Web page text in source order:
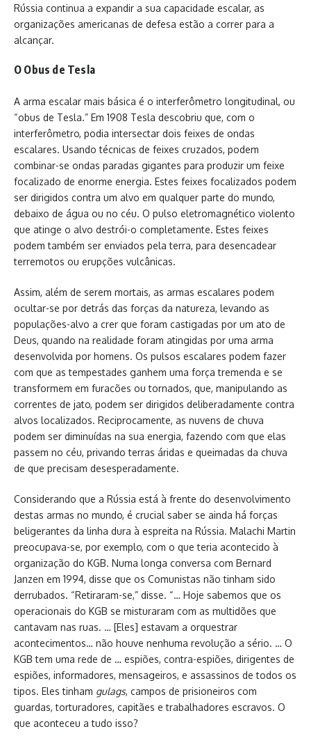
Rússia continua a expandir a sua capacidade escalar, as
organizações americanas de defesa estão a correr para a
alcançar.
O Obus de Tesla
A arma escalar mais básica é o interferômetro longitudinal, ou
“obus de Tesla.” Em 1908 Tesla descobriu que, com o
interferômetro, podia intersectar dois feixes de ondas
escalares. Usando técnicas de feixes cruzados, podem
combinar-se ondas paradas gigantes para produzir um feixe
focalizado de enorme energia. Estes feixes focalizados podem
ser dirigidos contra um alvo em qualquer parte do mundo,
debaixo de água ou no céu. O pulso eletromagnético violento
que atinge o alvo destrói-o completamente. Estes feixes
podem também ser enviados pela terra, para desencadear
terremotos ou erupções vulcânicas.
Assim, além de serem mortais, as armas escalares podem
ocultar-se por detrás das forças da natureza, levando as
populações-alvo a crer que foram castigadas por um ato de
Deus, quando na realidade foram atingidas por uma arma
desenvolvida por homens. Os pulsos escalares podem fazer
com que as tempestades ganhem uma força tremenda e se
transformem em furacões ou tornados, que, manipulando as
correntes de jato, podem ser dirigidos deliberadamente contra
alvos localizados. Reciprocamente, as nuvens de chuva
podem ser diminuídas na sua energia, fazendo com que elas
passem no céu, privando terras áridas e queimadas da chuva
de que precisam desesperadamente.
Considerando que a Rússia está à frente do desenvolvimento
destas armas no mundo, é crucial saber se ainda há forças
beligerantes da linha dura à espreita na Rússia. Malachi Martin
preocupava-se, por exemplo, com o que teria acontecido à
organização do KGB. Numa longa conversa com Bernard
Janzen em 1994, disse que os Comunistas não tinham sido
derrubados. “Retiraram-se,” disse. “… Hoje sabemos que os
operacionais do KGB se misturaram com as multidões que
cantavam nas ruas. … [Eles] estavam a orquestrar
acontecimentos… não houve nenhuma revolução a sério. … O
KGB tem uma rede de … espiões, contra-espiões, dirigentes de
espiões, informadores, mensageiros, e assassinos de todos os
tipos. Eles tinham gulags, campos de prisioneiros com
guardas, torturadores, capitães e trabalhadores escravos. O
que aconteceu a tudo isso?